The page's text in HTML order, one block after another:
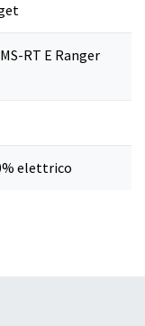
RT E Ranger
elettrico